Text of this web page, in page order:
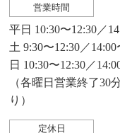
営業時間
平日 10:30〜12:30／
土 9:30〜12:30／14:00
日 10:30〜12:30／
（各曜日営業終了30
り）
定休日